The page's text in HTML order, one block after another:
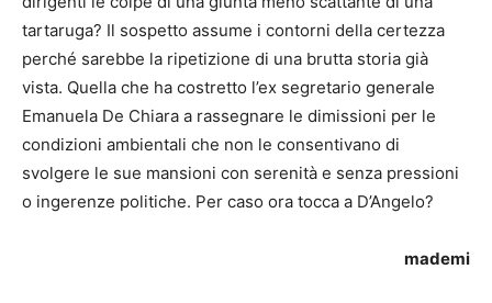
tartaruga? Il sospetto assume i contorni della certezza
perché sarebbe la ripetizione di una brutta storia già
vista. Quella che ha costretto l’ex segretario generale
Emanuela De Chiara a rassegnare le dimissioni per le
condizioni ambientali che non le consentivano di
svolgere le sue mansioni con serenità e senza pressioni
o ingerenze politiche. Per caso ora tocca a D’Angelo?
mademi